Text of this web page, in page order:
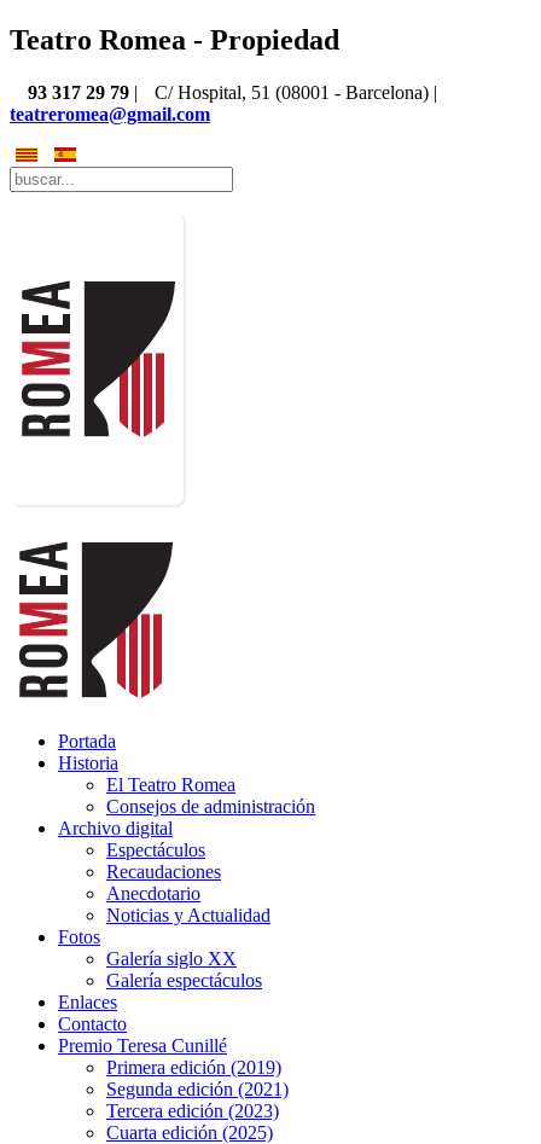
Teatro Romea - Propiedad
93 317 29 79 |
C/ Hospital, 51 (08001 - Barcelona) |
teatreromea@gmail.com
Portada
Historia
El Teatro Romea
Consejos de administración
Archivo digital
Espectáculos
Recaudaciones
Anecdotario
Noticias y Actualidad
Fotos
Galería siglo XX
Galería espectáculos
Enlaces
Contacto
Premio Teresa Cunillé
Primera edición (2019)
Segunda edición (2021)
Tercera edición (2023)
Cuarta edición (2025)